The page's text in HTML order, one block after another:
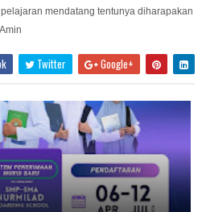
mendatang tentunya diharapakan
Amin
Twitter Google+